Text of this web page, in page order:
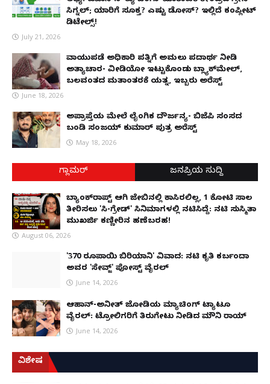
ಸಿಗ್ನಲ್; ಯಾರಿಗೆ ಸೂಕ್ತ? ಎಷ್ಟು ಡೋಸ್? ಇಲ್ಲಿದೆ ಕಂಪ್ಲೀಟ್
ಡಿಟೇಲ್ಸ್!
July 21, 2026
ವಾಯುಪಡೆ ಅಧಿಕಾರಿ ಪತ್ನಿಗೆ ಅಮಲು ಪದಾರ್ಥ ನೀಡಿ
ಅತ್ಯಾಚಾರ- ವೀಡಿಯೋ ಇಟ್ಟುಕೊಂಡು ಬ್ಲ್ಯಾಕ್‌ಮೇಲ್,
ಬಲವಂತದ ಮತಾಂತರಕ್ಕೆ ಯತ್ನ, ಇಬ್ಬರು ಅರೆಸ್ಟ್
June 18, 2026
ಅಪ್ರಾಪ್ತೆಯ ಮೇಲೆ ಲೈಂಗಿಕ ದೌರ್ಜನ್ಯ- ಬಿಜೆಪಿ ಸಂಸದ
ಬಂಡಿ ಸಂಜಯ್ ಕುಮಾರ್ ಪುತ್ರ ಅರೆಸ್ಟ್
May 18, 2026
ಗ್ಲಾಮರ್ ಜನಪ್ರಿಯ ಸುದ್ದಿ
ಬ್ಯಾಂಕ್‌ರಾಪ್ಟ್‌ ಆಗಿ ಜೇಬಿನಲ್ಲಿ ಕಾಸಿರಲಿಲ್ಲ, ₹1 ಕೋಟಿ ಸಾಲ
ತೀರಿಸಲು 'ಸಿ-ಗ್ರೇಡ್' ಸಿನಿಮಾಗಳಲ್ಲಿ ನಟಿಸಿದ್ದೆ: ನಟಿ ಸುಸ್ಮಿತಾ
ಮುಖರ್ಜಿ ಕಣ್ಣೀರಿನ ಹಣೆಬರಹ!
August 06, 2026
'370 ರೂಪಾಯಿ ಬಿರಿಯಾನಿ' ವಿವಾದ: ನಟಿ ಕೃತಿ ಕರ್ಬಂದಾ
ಅವರ 'ಸೇವ್ಜ್' ಪೋಸ್ಟ್ ವೈರಲ್
June 14, 2026
ಆಹಾನ್-ಅನೀತ್ ಜೋಡಿಯ ಮ್ಯಾಚಿಂಗ್ ಟ್ಯಾಟೂ
ವೈರಲ್: ಟ್ರೋಲಿಗರಿಗೆ ತಿರುಗೇಟು ನೀಡಿದ ಮೌನಿ ರಾಯ್
June 14, 2026
ವಿಶೇಷ